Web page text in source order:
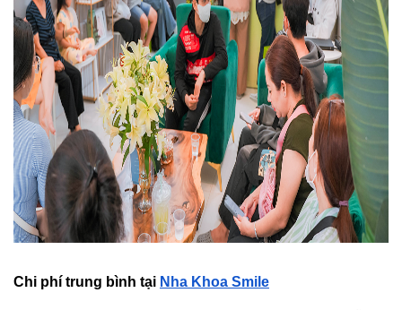
Chi phí trung bình tại Nha Khoa Smile